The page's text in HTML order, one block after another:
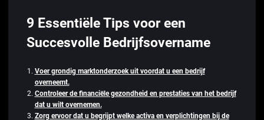
9 Essentiële Tips voor een
Succesvolle Bedrijfsovername
Voer grondig marktonderzoek uit voordat u een bedrijf
overneemt.
Controleer de financiële gezondheid en prestaties van het bedrijf
dat u wilt overnemen.
Zorg ervoor dat u begrijpt welke activa en verplichtingen bij de